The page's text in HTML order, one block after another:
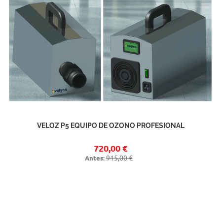
VELOZ P5 EQUIPO DE OZONO PROFESIONAL
720,00 €
Antes:915,00 €